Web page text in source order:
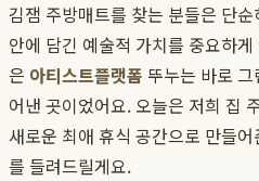
김잼 주방매트를 찾는 분들은 단
안에 담긴 예술적 가치를 중요하
은 아티스트플랫폼 뚜누는 바로
어낸 곳이었어요. 오늘은 저희 집
새로운 최애 휴식 공간으로 만들어
를 들려드릴게요.